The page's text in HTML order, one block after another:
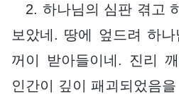
2. 하나님의 심판 겪고
보았네. 땅에 엎드려 하
꺼이 받아들이네. 진리
인간이 깊이 패괴되었음